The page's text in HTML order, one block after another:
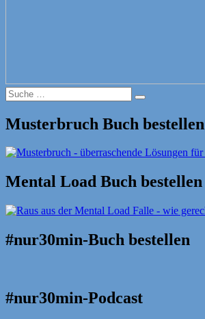
Suche
nach:
Suche
Musterbruch Buch bestellen
Mental Load Buch bestellen
#nur30min-Buch bestellen
#nur30min-Podcast